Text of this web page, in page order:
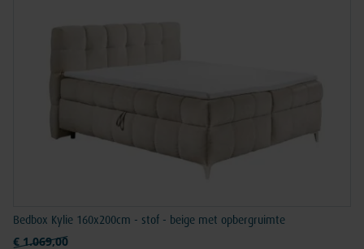
Bedbox Kylie 160x200cm - stof - beige met opbergruimte
Normale prijs
€ 1.069,00